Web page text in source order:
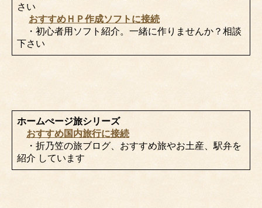
さい
おすすめＨＰ作成ソフトに接続
・初心者用ソフト紹介。一緒に作りませんか？相談
下さい
ホームぺージ旅シリーズ
おすすめ国内旅行に接続
・折乃笠の旅ブログ、おすすめ旅やお土産、駅弁を
紹介 しています